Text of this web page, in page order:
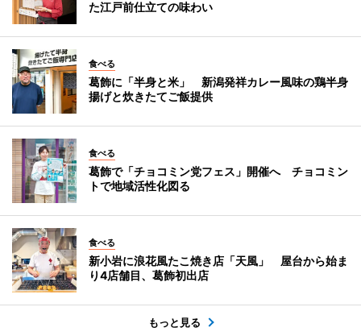
た江戸前仕立ての味わい
食べる
葛飾に「半身と米」 新潟発祥カレー風味の鶏半身
揚げと炊きたてご飯提供
食べる
葛飾で「チョコミン党フェス」開催へ チョコミン
トで地域活性化図る
食べる
新小岩に浪花風たこ焼き店「天風」 屋台から始ま
り4店舗目、葛飾初出店
もっと見る